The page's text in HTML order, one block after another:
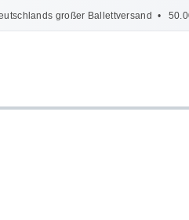
großer Ballettversand •